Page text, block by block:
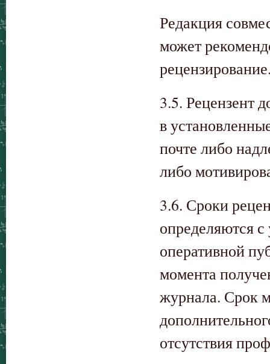
Редакция
может
3.5. Рецензент
в
почте либо
либо
3.6. Сроки
определяются
оперативной
момента
журнала. Срок
отсутствия